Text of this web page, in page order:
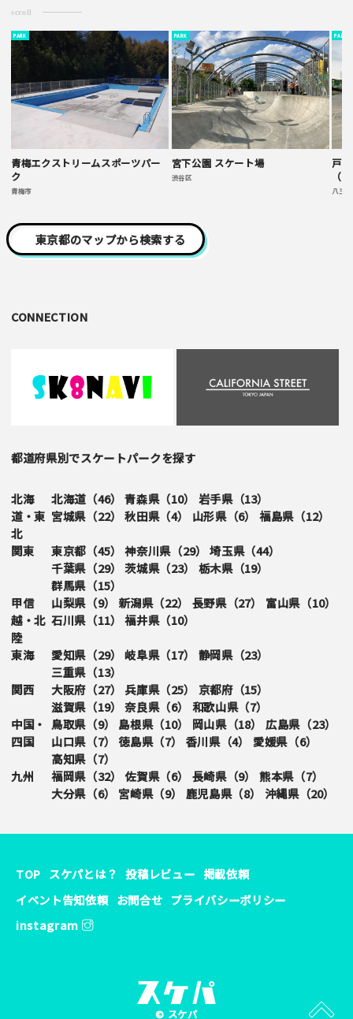
scroll
PARK
青梅エクストリームスポーツパー
ク
青梅市
PARK
宮下公園 スケート場
渋谷区
PARK
戸
（
八王
東京都のマップから検索する
CONNECTION
都道府県別でスケートパークを探す
北海
道・東
北
北海道（46） 青森県（10） 岩手県（13）
宮城県（22） 秋田県（4） 山形県（6） 福島県（12）
関東 東京都（45） 神奈川県（29） 埼玉県（44）
千葉県（29） 茨城県（23） 栃木県（19）
群馬県（15）
甲信
越・北
陸
山梨県（9） 新潟県（22） 長野県（27） 富山県（10）
石川県（11） 福井県（10）
東海 愛知県（29） 岐阜県（17） 静岡県（23）
三重県（13）
関西
大阪府（27） 兵庫県（25） 京都府（15）
滋賀県（19） 奈良県（6） 和歌山県（7）
中国・
四国
鳥取県（9） 島根県（10） 岡山県（18） 広島県（23）
山口県（7） 徳島県（7） 香川県（4） 愛媛県（6）
高知県（7）
九州
福岡県（32） 佐賀県（6） 長崎県（9） 熊本県（7）
大分県（6） 宮崎県（9） 鹿児島県（8） 沖縄県（20）
TOP スケパとは？ 投稿レビュー 掲載依頼
イベント告知依頼 お問合せ プライバシーポリシー
instagram
© スケパ